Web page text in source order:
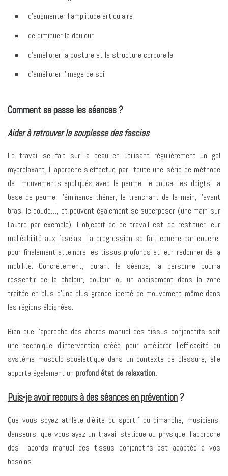
d’augmenter l’amplitude articulaire
de diminuer la douleur
d’améliorer la posture et la structure corporelle
d’améliorer l’image de soi
Comment se passe les séances ?
Aider à retrouver la souplesse des fascias
Le travail se fait sur la peau en utilisant régulièrement un gel
myorelaxant. L’approche s’effectue par toute une série de méthode
de mouvements appliqués avec la paume, le pouce, les doigts, la
base de paume, l’éminence thénar, le tranchant de la main, l’avant
bras, le coude…, et peuvent également se superposer (une main sur
l’autre par exemple). L’objectif de ce travail est de restituer leur
malléabilité aux fascias. La progression se fait couche par couche,
pour finalement atteindre les tissus profonds et leur redonner de la
mobilité. Concrètement, durant la séance, la personne pourra
ressentir de la chaleur, douleur ou un apaisement dans la zone
traitée en plus d’une plus grande liberté de mouvement même dans
les régions éloignées.
Bien que l’approche des abords manuel des tissus conjonctifs soit
une technique d’intervention créée pour améliorer l’efficacité du
système musculo-squelettique dans un contexte de blessure, elle
apporte également un profond état de relaxation.
Puis-je avoir recours à des séances en prévention ?
Que vous soyez athlète d’élite ou sportif du dimanche, musiciens,
danseurs, que vous ayez un travail statique ou physique, l’approche
des abords manuel des tissus conjonctifs est adaptée à vos
besoins.